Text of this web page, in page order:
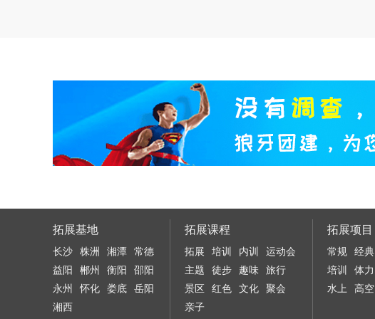
拓展基地
长沙 株洲 湘潭
常德
益阳
郴州 衡阳
邵阳
永州
怀化 娄底
岳阳
湘西
拓展课程
拓展 培训 内训
运动会
主题
徒步 趣味
旅行
景区
红色 文化
聚会
亲子
拓展项目
常规 经典
培训
体力
水上
高空